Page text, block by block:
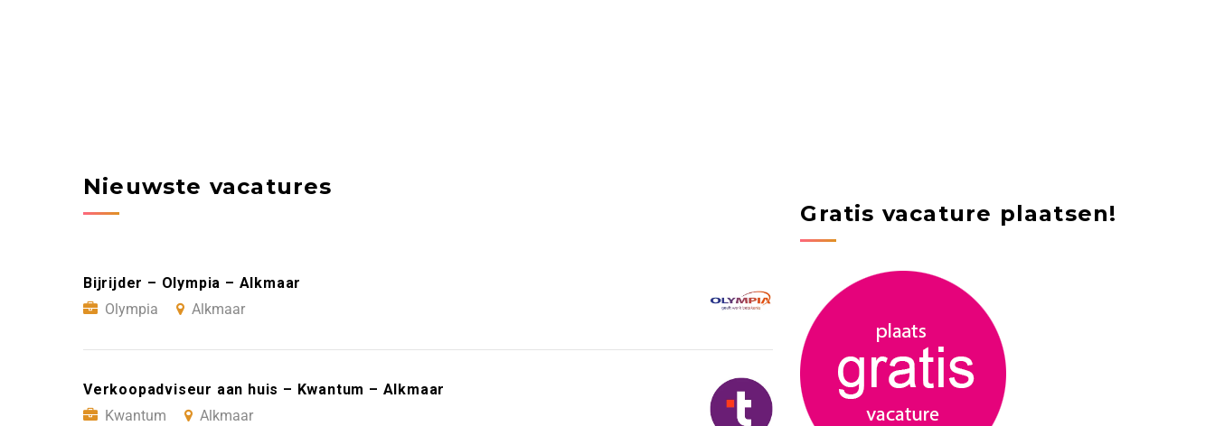
Nieuwste vacatures
Bijrijder – Olympia – Alkmaar
Olympia
Alkmaar
Verkoopadviseur aan huis – Kwantum – Alkmaar
Kwantum
Alkmaar
Gratis vacature plaatsen!